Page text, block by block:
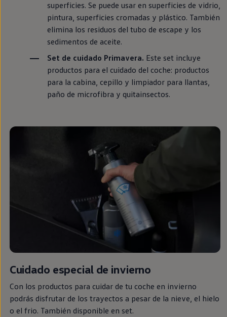
superficies. Se puede usar en superficies de vidrio,
pintura, superficies cromadas y plástico. También
elimina los residuos del tubo de escape y los
sedimentos de aceite.
Set de cuidado Primavera. Este set incluye
productos para el cuidado del coche: productos
para la cabina, cepillo y limpiador para llantas,
paño de microfibra y quitainsectos.
Cuidado especialde invierno
Con los productos para cuidar de tu coche en invierno
podrás disfrutar de los trayectos a pesar de la nieve, el hielo
o el frio. También disponible en set.